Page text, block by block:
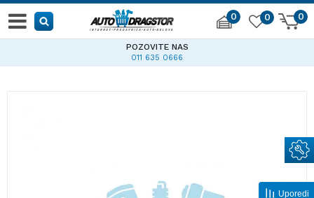
0 0
0
POZOVITE NAS
011 635 0666
Uporedi